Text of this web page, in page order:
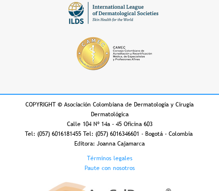
COPYRIGHT © Asociación Colombiana de Dermatología y Cirugía
Dermatológica
Calle 104 Nº 14a - 45 Oficina 603
Tel: (057) 6016181455 Tel: (057) 6016346601 - Bogotá - Colombia
Editora: Joanna Cajamarca
Términos legales
Paute con nosotros